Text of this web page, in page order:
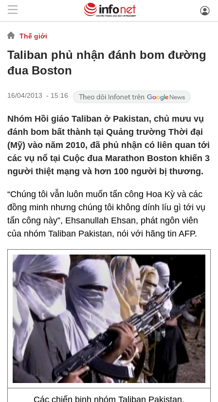
Thế giới
Taliban phủ nhận đánh bom đường
đua Boston
16/04/2013 - 15:16
Nhóm Hồi giáo Taliban ở Pakistan, chủ mưu vụ
đánh bom bất thành tại Quảng trường Thời đại
(Mỹ) vào năm 2010, đã phủ nhận có liên quan tới
các vụ nổ tại Cuộc đua Marathon Boston khiến 3
người thiệt mạng và hơn 100 người bị thương.
“Chúng tôi vẫn luôn muốn tấn công Hoa Kỳ và các
đồng minh nhưng chúng tôi không dính líu gì tới vụ
tấn công này”, Ehsanullah Ehsan, phát ngôn viên
của nhóm Taliban Pakistan, nói với hãng tin AFP.
Các chiến binh nhóm Taliban Pakistan.